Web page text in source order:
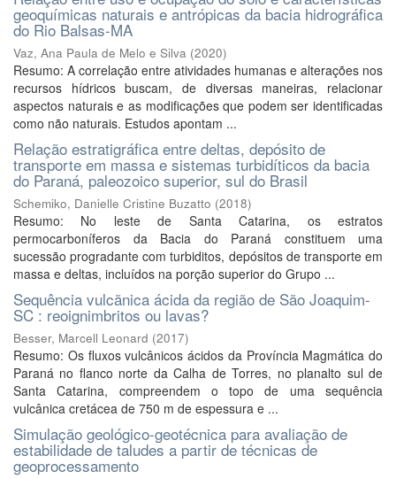
geoquímicas naturais e antrópicas da bacia hidrográfica
do Rio Balsas-MA
Vaz, Ana Paula de Melo e Silva (2020)
Resumo: A correlação entre atividades humanas e alterações nos
recursos hídricos buscam, de diversas maneiras, relacionar
aspectos naturais e as modificações que podem ser identificadas
como não naturais. Estudos apontam ...
Relação estratigráfica entre deltas, depósito de
transporte em massa e sistemas turbidíticos da bacia
do Paraná, paleozoico superior, sul do Brasil
Schemiko, Danielle Cristine Buzatto (2018)
Resumo: No leste de Santa Catarina, os estratos
permocarboníferos da Bacia do Paraná constituem uma
sucessão progradante com turbiditos, depósitos de transporte em
massa e deltas, incluídos na porção superior do Grupo ...
Sequência vulcãnica ácida da região de São Joaquim-
SC : reoignimbritos ou lavas?
Besser, Marcell Leonard (2017)
Resumo: Os fluxos vulcânicos ácidos da Província Magmática do
Paraná no flanco norte da Calha de Torres, no planalto sul de
Santa Catarina, compreendem o topo de uma sequência
vulcânica cretácea de 750 m de espessura e ...
Simulação geológico-geotécnica para avaliação de
estabilidade de taludes a partir de técnicas de
geoprocessamento